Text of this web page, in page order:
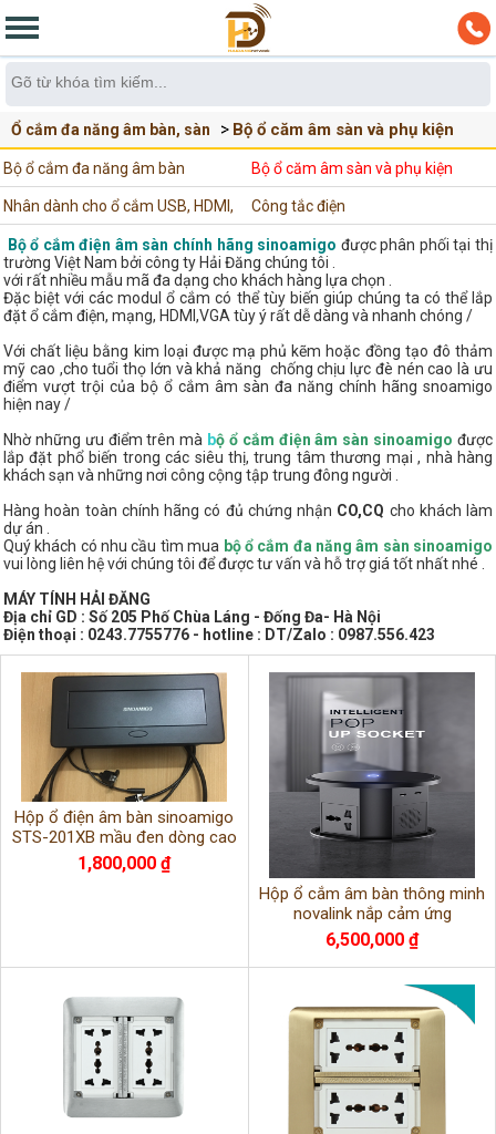
Ổ cắm đa năng âm bàn, sàn Bộ ổ căm âm sàn và phụ kiện
Bộ ổ cắm đa năng âm bàn Bộ ổ căm âm sàn và phụ kiện
Nhân dành cho ổ cắm USB, HDMI,
VGA, Quang,...
Công tắc điện
Bộ ổ cắm điện âm sàn chính hãng sinoamigo được phân phối tại thị
trường Việt Nam bởi công ty Hải Đăng chúng tôi .
với rất nhiều mẫu mã đa dạng cho khách hàng lựa chọn .
Đặc biệt với các modul ổ cắm có thể tùy biến giúp chúng ta có thể lắp
đặt ổ cắm điện, mạng, HDMI,VGA tùy ý rất dễ dàng và nhanh chóng /
Với chất liệu bằng kim loại được mạ phủ kẽm hoặc đồng tạo đô thảm
mỹ cao ,cho tuổi thọ lớn và khả năng chống chịu lực đè nén cao là ưu
điểm vượt trội của bộ ổ cắm âm sàn đa năng chính hãng snoamigo
hiện nay /
Nhờ những ưu điểm trên mà bộ ổ cắm điện âm sàn sinoamigo được
lắp đặt phổ biến trong các siêu thị, trung tâm thương mại , nhà hàng
khách sạn và những nơi công cộng tập trung đông người .
Hàng hoàn toàn chính hãng có đủ chứng nhận CO,CQ cho khách làm
dự án .
Quý khách có nhu cầu tìm mua bộ ổ cắm đa năng âm sàn sinoamigo
vui lòng liên hệ với chúng tôi để được tư vấn và hỗ trợ giá tốt nhất nhé .
MÁY TÍNH HẢI ĐĂNG
Địa chỉ GD : Số 205 Phố Chùa Láng - Đống Đa- Hà Nội
Điện thoại : 0243.7755776 - hotline : DT/Zalo : 0987.556.423
Hộp ổ điện âm bàn sinoamigo
STS-201XB mầu đen dòng cao
cấp
1,800,000 ₫
Hộp ổ cắm âm bàn thông minh
novalink nắp cảm ứng
6,500,000 ₫